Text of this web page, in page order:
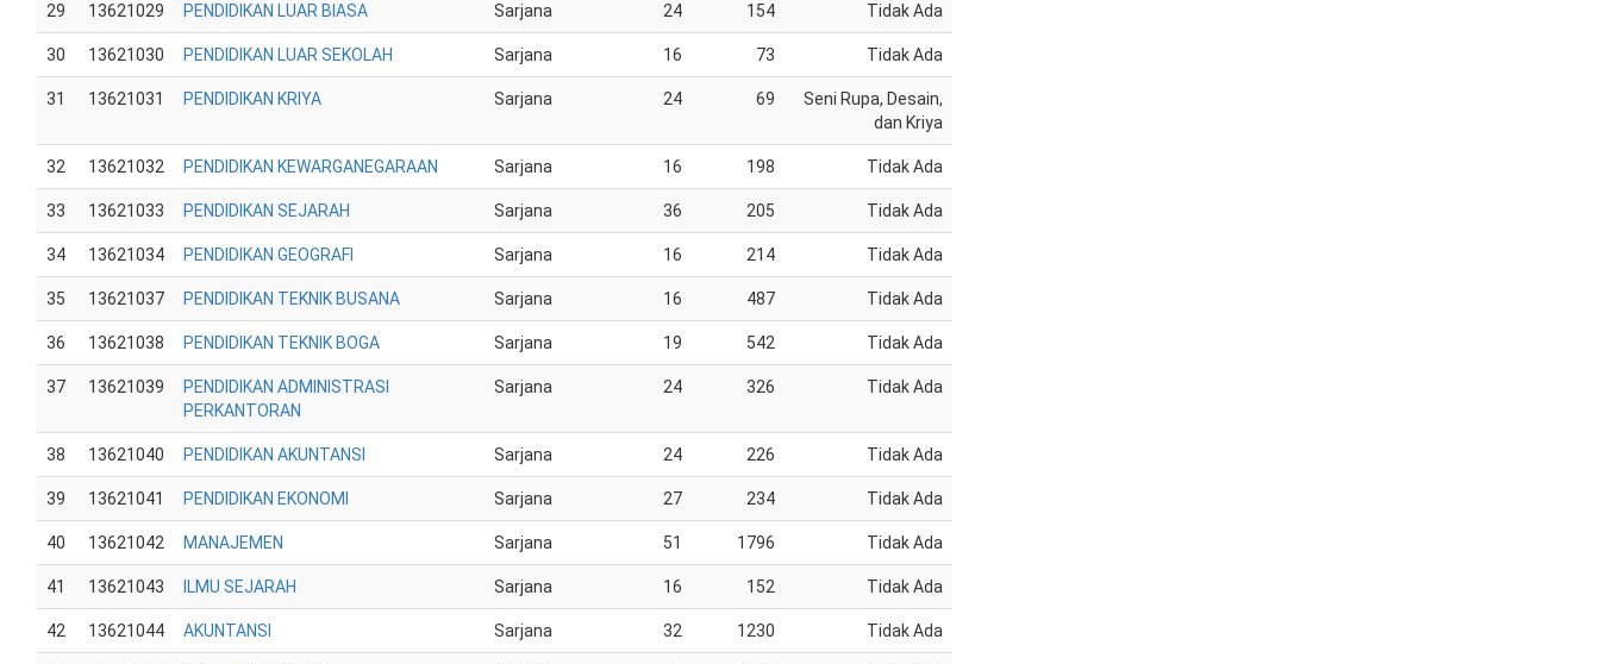
29 13621029 PENDIDIKAN LUAR BIASA Sarjana 24 154 Tidak Ada
30 13621030 PENDIDIKAN LUAR SEKOLAH Sarjana 16 73 Tidak Ada
31 13621031 PENDIDIKAN KRIYA Sarjana 24 69
Seni Rupa, Desain,
dan Kriya
32 13621032 PENDIDIKAN KEWARGANEGARAAN Sarjana 16 198 Tidak Ada
33 13621033 PENDIDIKAN SEJARAH Sarjana 36 205 Tidak Ada
34 13621034 PENDIDIKAN GEOGRAFI Sarjana 16 214 Tidak Ada
35 13621037 PENDIDIKAN TEKNIK BUSANA Sarjana 16 487 Tidak Ada
36 13621038 PENDIDIKAN TEKNIK BOGA Sarjana 19 542 Tidak Ada
37 13621039
PENDIDIKAN ADMINISTRASI
PERKANTORAN
Sarjana 24 326 Tidak Ada
38 13621040 PENDIDIKAN AKUNTANSI Sarjana 24 226 Tidak Ada
39 13621041 PENDIDIKAN EKONOMI Sarjana 27 234 Tidak Ada
40 13621042 MANAJEMEN Sarjana 51 1796 Tidak Ada
41 13621043 ILMU SEJARAH Sarjana 16 152 Tidak Ada
42 13621044 AKUNTANSI Sarjana 32 1230 Tidak Ada